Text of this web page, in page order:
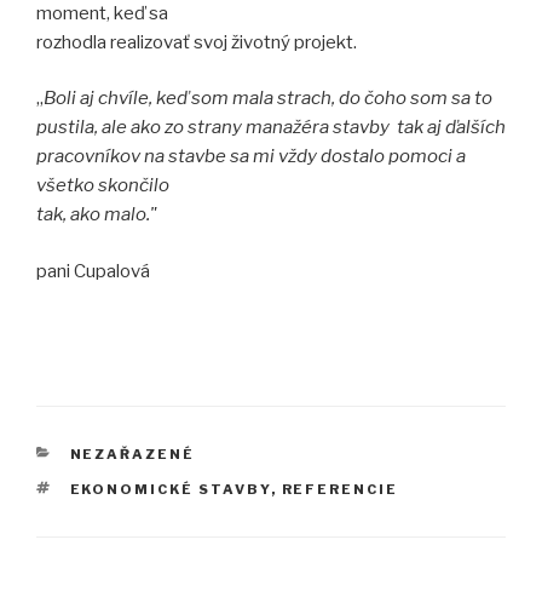
moment, keď sa
rozhodla realizovať svoj životný projekt.
„Boli aj chvíle, keď som mala strach, do čoho som sa to
pustila, ale ako zo strany manažéra stavby tak aj ďalších
pracovníkov na stavbe sa mi vždy dostalo pomoci a
všetko skončilo
tak, ako malo."
pani Cupalová
KATEGÓRIE
NEZAŘAZENÉ
ZNAČKY
EKONOMICKÉ STAVBY, REFERENCIE